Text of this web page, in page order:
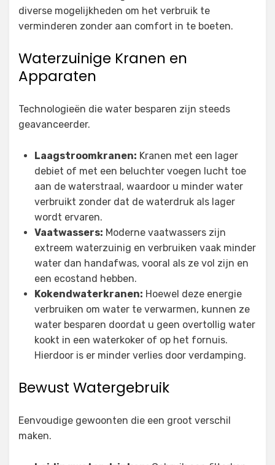
diverse mogelijkheden om het verbruik te
verminderen zonder aan comfort in te boeten.
Waterzuinige Kranen en
Apparaten
Technologieën die water besparen zijn steeds
geavanceerder.
Laagstroomkranen: Kranen met een lager
debiet of met een beluchter voegen lucht toe
aan de waterstraal, waardoor u minder water
verbruikt zonder dat de waterdruk als lager
wordt ervaren.
Vaatwassers: Moderne vaatwassers zijn
extreem waterzuinig en verbruiken vaak minder
water dan handafwas, vooral als ze vol zijn en
een ecostand hebben.
Kokendwaterkranen: Hoewel deze energie
verbruiken om water te verwarmen, kunnen ze
water besparen doordat u geen overtollig water
kookt in een waterkoker of op het fornuis.
Hierdoor is er minder verlies door verdamping.
Bewust Watergebruik
Eenvoudige gewoonten die een groot verschil
maken.